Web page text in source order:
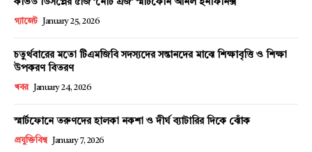
কার্ভড ডিসপ্লের ৫জি ‘নোট এজ’ স্মার্টফোন আনল ইনফিনিক্স
গ্যাজেট January 25, 2026
চতুর্থবারের মতো টিএমজিবি সদস্যদের সন্তানদের মাঝে শিক্ষাবৃত্তি ও শিক্ষা
উপকরণ বিতরণ
খবর January 24, 2026
স্মার্টফোনে তরুণদের হালকা নকশা ও দীর্ঘ ব্যাটারির দিকে ঝোঁক
প্রযুক্তিবিশ্ব January 7, 2026